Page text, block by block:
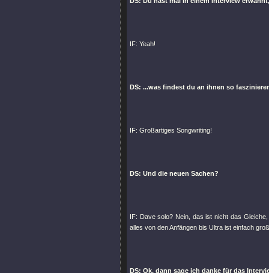
IF: Yeah!
DS: ...was findest du an ihnen so
IF: Großartiges Songwriting!
DS: Und die neuen Sachen?
IF: Dave solo? Nein, das ist nicht das
alles von den Anfängen bis Ultra ist einfach
DS: Ok, dann sage ich danke für das